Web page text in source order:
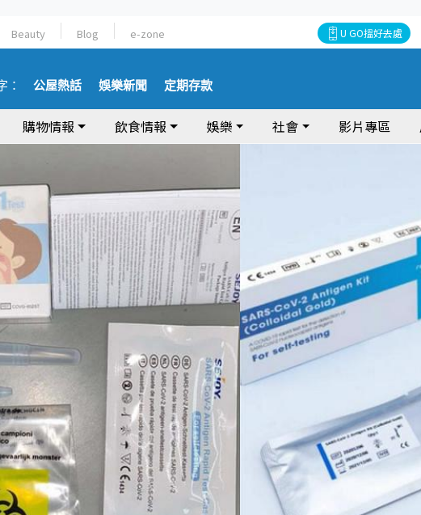
Beauty Blog e-zone U GO搵好去處
： 公屋熱話 娛樂新聞 定期存款
購物情報 飲食情報 娛樂 社會 影片專區